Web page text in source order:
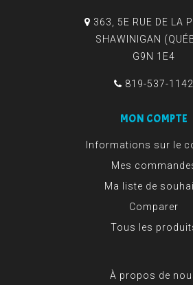
363, 5E RUE DE LA
SHAWINIGAN
G9N 1E4
819-537-1142
MON COMPTE
Informations sur le
Mes
Ma liste de
Comparer
Tous les
À propos de